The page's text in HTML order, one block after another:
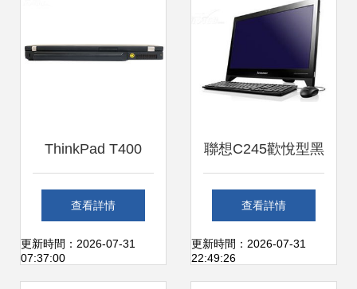
ThinkPad T400
2767ME3筆記本概
覽與硬件銷售解析
查看詳情
更新時間：2026-07-31
07:37:00
聯想C245歡悅型黑
色一體電腦 硬件配
置與銷售亮點解析
查看詳情
更新時間：2026-07-31
22:49:26